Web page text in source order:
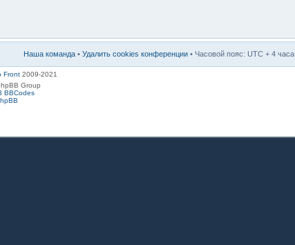
Наша команда • Удалить cookies конференции • Часовой пояс: UTC + 4 часа
Front 2009-2021
Group
BBCodes